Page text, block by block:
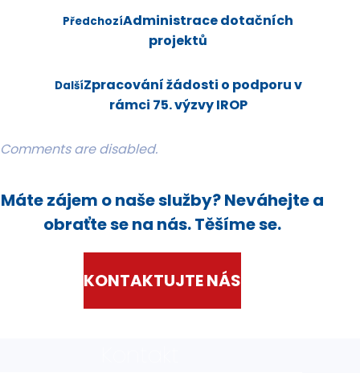
PředchozíAdministrace dotačních
projektů
DalšíZpracování žádosti o podporu v
rámci 75. výzvy IROP
Comments are disabled.
Máte zájem o naše služby? Neváhejte a
obraťte se na nás. Těšíme se.
KONTAKTUJTE NÁS